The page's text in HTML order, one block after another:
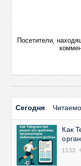
Посетители,
Сегодня
Как
13:53